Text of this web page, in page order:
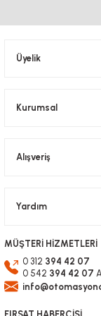
Ürün fiyatı diğer
Üyelik
Kurumsal
Alışveriş
Yardım
MÜŞTERİ HİZMETLERİ
0 312 394 42 07
0 542 394 42 07